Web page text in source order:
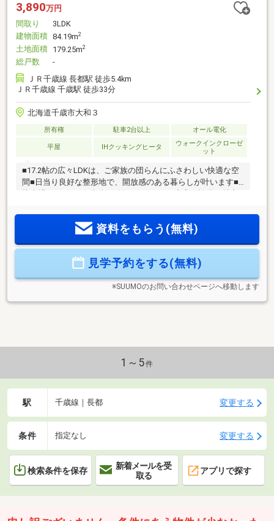
3,890万円
間取り
3LDK
建物面積 84.19m2
土地面積 179.25m2
総戸数
-
ＪＲ千歳線 長都駅 徒歩5.4km
ＪＲ千歳線 千歳駅 徒歩33分
北海道千歳市大和３
所有権 駐車2台以上 オール電化
平屋 IHクッキングヒータ
ウォークインクローゼ
ット
■17.2帖の広々LDKは、ご家族の団らんにふさわしい快適な空
間■日当り良好な整形地で、開放感のある暮らしが叶います■
駐車場はゆとりの2台分を確保しています■充実の設備も魅力
を完備し、家事の負担を軽減→カウンターキッチンは、ご家
族との会話を楽しみながらお料理できます→ウォークインク
以上の浴室で、一日の疲れを癒せます！→太陽光発電システ
ム搭載で、環境にも家計にも優しい住まい♪■一部家具・カー
資料をもらう(無料)
見学予約をする(無料)
※SUUMOのお問い合わせページへ移動します
1～5件
駅 千歳線｜長都 変更する
条件 指定なし 変更する
検索条件を保存
新着メールを受
取る
アプリで探す